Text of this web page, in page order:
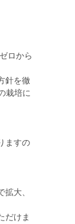
ロから
針を徹
栽培に
ますの
大、
だけま